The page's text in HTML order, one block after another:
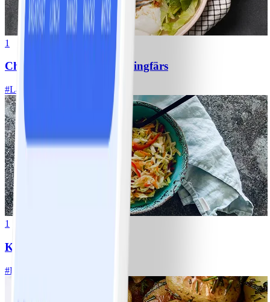
1
Chili con carne med kycklingfärs
#Lätt
1
Klassisk vitkålssallad
#Lätt